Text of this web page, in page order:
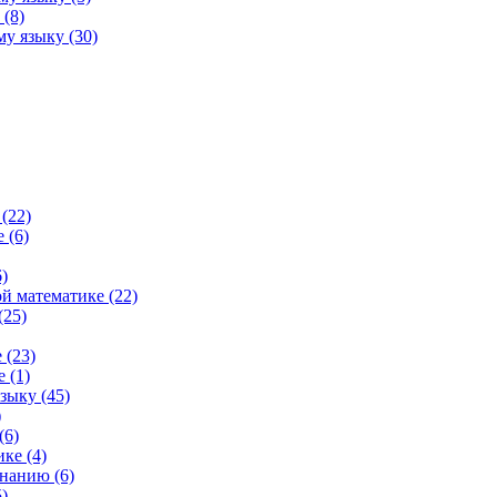
(8)
языку (30)
(6)
математике (22)
(23)
(1)
(45)
(4)
(6)